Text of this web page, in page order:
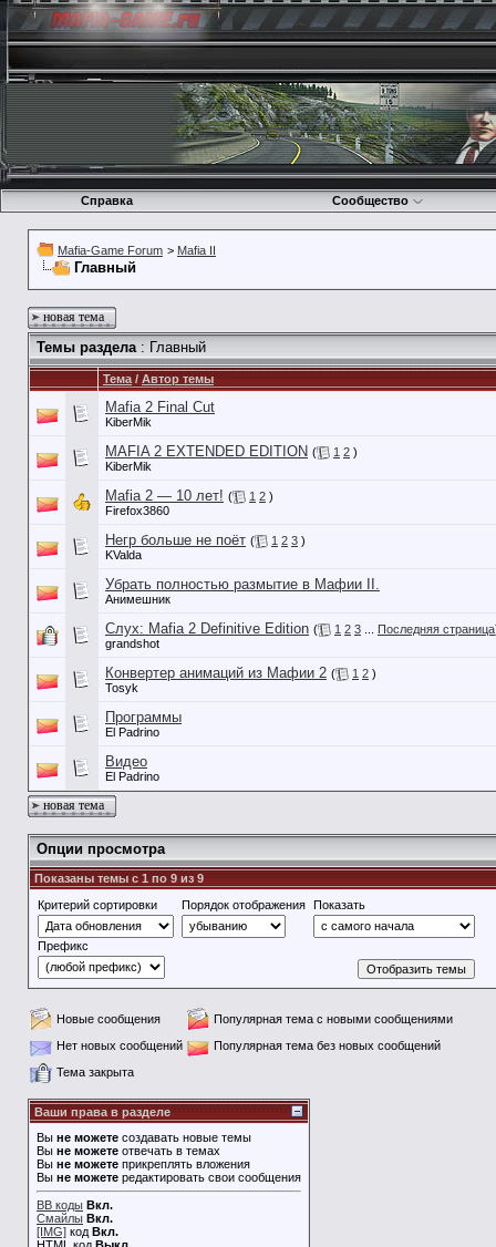
Справка Сообщество
Mafia-Game Forum > Mafia II
Главный
новая тема
Темы раздела: Главный
Тема/Автор темы
Mafia 2 Final Cut
KiberMik
MAFIA 2 EXTENDED EDITION ( 1 2 )
KiberMik
Mafia 2 — 10 лет! ( 1 2 )
Firefox3860
Негр больше не поёт ( 1 2 3 )
KValda
Убрать полностью размытие в Мафии II.
Анимешник
Слух: Mafia 2 Definitive Edition ( 1 2 3 Последняя страница
grandshot
Конвертер анимаций из Мафии 2 ( 1 2 )
Tosyk
Программы
El Padrino
Видео
El Padrino
новая тема
Опции просмотра
Показаны темы с 1 по 9 из 9
Критерий сортировки
Порядок отображения Показать
Префикс
Новые сообщения
Популярная тема с новыми сообщениями
Нет новых сообщений
Популярная тема без новых сообщений
Тема закрыта
Ваши права в разделе
Вы не можете создавать новые темы
Вы не можете отвечать в темах
Вы не можете прикреплять вложения
Вы не можете редактировать свои сообщения
BB коды Вкл.
Смайлы Вкл.
[IMG] код Вкл.